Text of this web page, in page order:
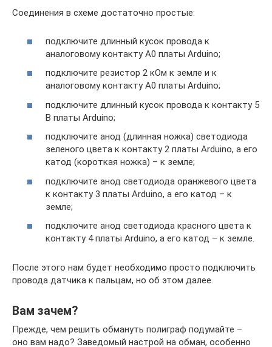
Соединения в схеме достаточно простые:
подключите длинный кусок провода к
аналоговому контакту A0 платы Arduino;
подключите резистор 2 кОм к земле и к
аналоговому контакту A0 платы Arduino;
подключите длинный кусок провода к контакту 5
В платы Arduino;
подключите анод (длинная ножка) светодиода
зеленого цвета к контакту 2 платы Arduino, а его
катод (короткая ножка) – к земле;
подключите анод светодиода оранжевого цвета
к контакту 3 платы Arduino, а его катод – к
земле;
подключите анод светодиода красного цвета к
контакту 4 платы Arduino, а его катод – к земле.
После этого нам будет необходимо просто подключить
провода датчика к пальцам, но об этом далее.
Вам зачем?
Прежде, чем решить обмануть полиграф подумайте –
оно вам надо? Заведомый настрой на обман, особенно